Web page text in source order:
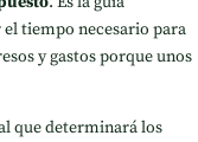
tiempo necesario para
y gastos porque unos
que determinará los